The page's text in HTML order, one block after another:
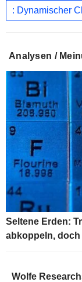
: Dynamischer
Analysen /
Seltene Erden:
abkoppeln,
Wolfe